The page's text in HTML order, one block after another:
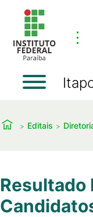
⋮
Editais
Resultado